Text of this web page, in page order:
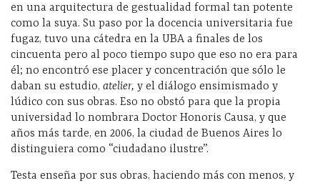
en una arquitectura de gestualidad formal tan potente
como la suya. Su paso por la docencia universitaria fue
fugaz, tuvo una cátedra en la UBA a finales de los
cincuenta pero al poco tiempo supo que eso no era para
él; no encontró ese placer y concentración que sólo le
daban su estudio, atelier, y el diálogo ensimismado y
lúdico con sus obras. Eso no obstó para que la propia
universidad lo nombrara Doctor Honoris Causa, y que
años más tarde, en 2006, la ciudad de Buenos Aires lo
distinguiera como “ciudadano ilustre”.
Testa enseña por sus obras, haciendo más con menos, y